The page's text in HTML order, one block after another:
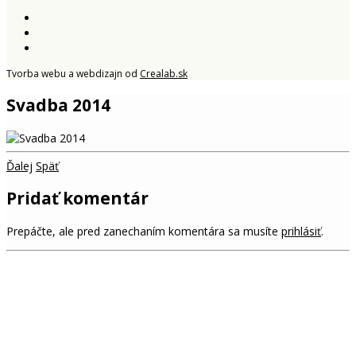
Tvorba webu a webdizajn od Crealab.sk
Svadba 2014
Ďalej Späť
Pridať komentár
Prepáčte, ale pred zanechaním komentára sa musíte prihlásiť.